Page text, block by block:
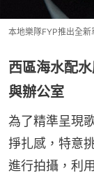
本地樂隊FYP推出全新
西區海水配
與辦公室
為了精準呈現
掙扎感，特意
進行拍攝，利